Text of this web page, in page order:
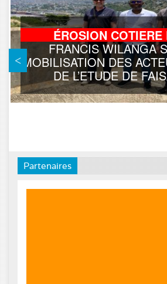
ÉROSION COTIERE
FRANCIS WILANGA
MOBILISATION DES
DE L’ETUDE DE
Partenaires